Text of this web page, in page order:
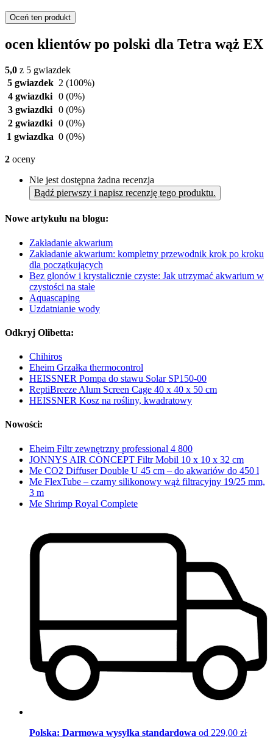
Oceń ten produkt
ocen klientów po polski dla Tetra wąż EX
5,0 z 5 gwiazdek
5 gwiazdek 2 (100%)
4 gwiazdki 0 (0%)
3 gwiazdki 0 (0%)
2 gwiazdki 0 (0%)
1 gwiazdka 0 (0%)
2 oceny
Nie jest dostępna żadna recenzja
Bądź pierwszy i napisz recenzję tego produktu.
Nowe artykułu na blogu:
Zakładanie akwarium
Zakładanie akwarium: kompletny przewodnik krok po kroku
dla początkujących
Bez glonów i krystalicznie czyste: Jak utrzymać akwarium w
czystości na stałe
Aquascaping
Uzdatnianie wody
Odkryj Olibetta:
Chihiros
Eheim Grzałka thermocontrol
HEISSNER Pompa do stawu Solar SP150-00
ReptiBreeze Alum Screen Cage 40 x 40 x 50 cm
HEISSNER Kosz na rośliny, kwadratowy
Nowości:
Eheim Filtr zewnętrzny professional 4 800
JONNYS AIR CONCEPT Filtr Mobil 10 x 10 x 32 cm
Me CO2 Diffuser Double U 45 cm – do akwariów do 450 l
Me FlexTube – czarny silikonowy wąż filtracyjny 19/25 mm,
3 m
Me Shrimp Royal Complete
Polska: Darmowa wysyłka standardowa od 229,00 zł